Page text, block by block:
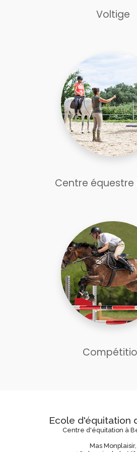
Voltige
Centre équestre
Ecole d'équitation
Centre d'équitation à
Mas Monplaisir,